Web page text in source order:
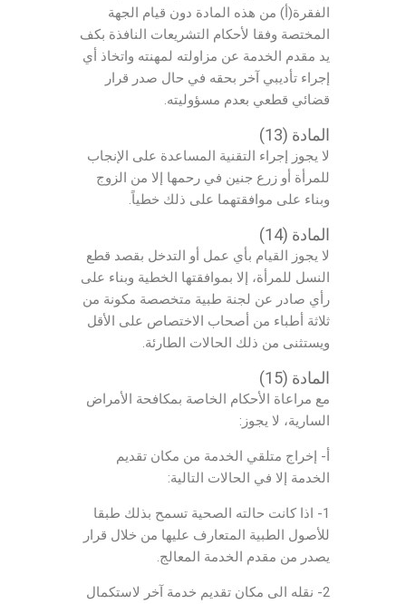
الفقرة(أ) من هذه المادة دون قيام الجهة
المختصة وفقا لأحكام التشريعات النافذة بكف
يد مقدم الخدمة عن مزاولته لمهنته واتخاذ أي
إجراء تأديبي آخر بحقه في حال صدر قرار
قضائي قطعي بعدم مسؤوليته.
المادة (13)
لا يجوز إجراء التقنية المساعدة على الإنجاب
للمرأة أو زرع جنين في رحمها إلا من الزوج
وبناء على موافقتهما على ذلك خطياً.
المادة (14)
لا يجوز القيام بأي عمل أو التدخل بقصد قطع
النسل للمرأة، إلا بموافقتها الخطية وبناء على
رأي صادر عن لجنة طبية متخصصة مكونة من
ثلاثة أطباء من أصحاب الاختصاص على الأقل
ويستثنى من ذلك الحالات الطارئة.
المادة (15)
مع مراعاة الأحكام الخاصة بمكافحة الأمراض
السارية، لا يجوز:
أ- إخراج متلقي الخدمة من مكان تقديم
الخدمة إلا في الحالات التالية:
1- اذا كانت حالته الصحية تسمح بذلك طبقا
للأصول الطبية المتعارف عليها من خلال قرار
يصدر من مقدم الخدمة المعالج.
2- نقله الى مكان تقديم خدمة آخر لاستكمال